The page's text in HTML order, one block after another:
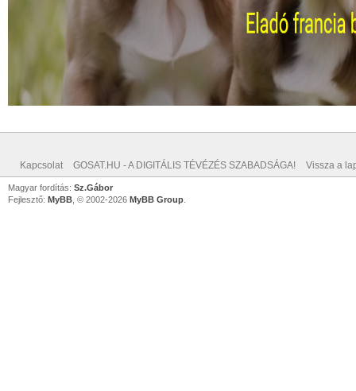
Kapcsolat GOSAT.HU - A DIGITÁLIS TÉVÉZÉS SZABADSÁGA! Vissza a
Magyar fordítás: Sz.Gábor
Fejlesztő: MyBB , © 2002-2026 MyBB Group